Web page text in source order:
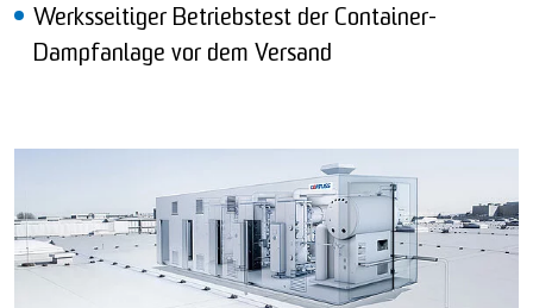
Werksseitiger Betriebstest der Container-
Dampfanlage vor dem Versand